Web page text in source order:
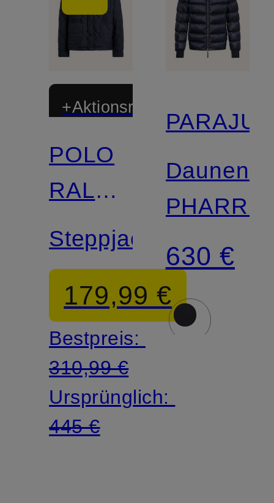
+Aktionsrabatt
POLO
RALPH
LAUREN
Steppjacke
179,99 €
Bestpreis:
310,99 €
Ursprünglich:
445 €
630 €